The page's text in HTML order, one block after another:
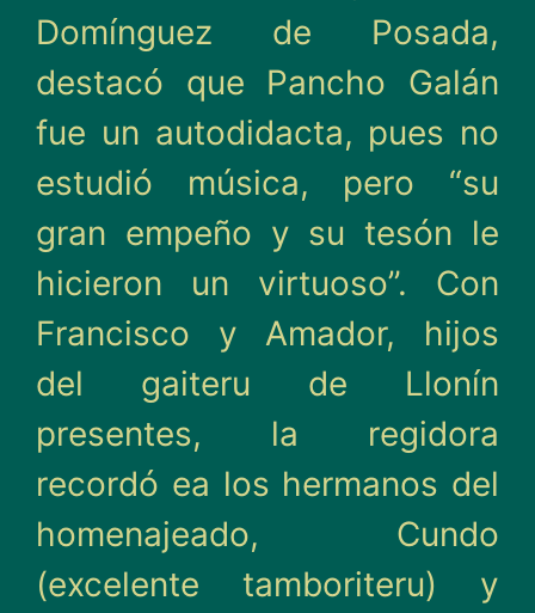
Domínguez de Posada,
destacó que Pancho Galán
fue un autodidacta, pues no
estudió música, pero “su
gran empeño y su tesón le
hicieron un virtuoso”. Con
Francisco y Amador, hijos
del gaiteru de Llonín
presentes, la regidora
recordó ea los hermanos del
homenajeado, Cundo
(excelente tamboriteru) y